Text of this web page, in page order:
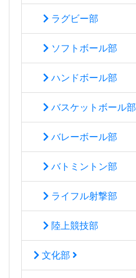
ラグビー部
ソフトボール部
ハンドボール部
バスケットボール部
バレーボール部
バトミントン部
ライフル射撃部
陸上競技部
文化部